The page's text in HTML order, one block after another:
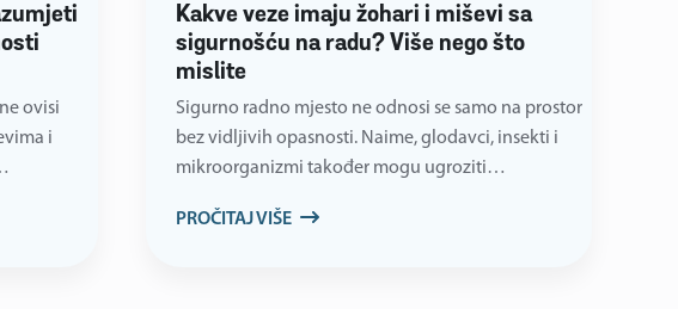
ovisi
i
Kakve veze imaju žohari i miševi sa
sigurnošću na radu? Više nego što
mislite
Sigurno radno mjesto ne odnosi se samo na prostor
bez vidljivih opasnosti. Naime, glodavci, insekti i
mikroorganizmi također mogu ugroziti…
PROČITAJ VIŠE